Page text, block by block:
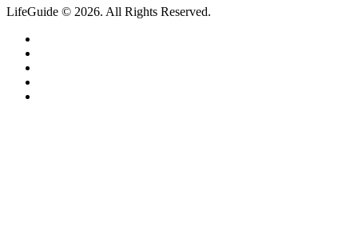
LifeGuide © 2026. All Rights Reserved.